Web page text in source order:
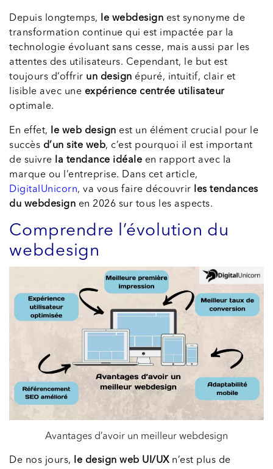
Depuis longtemps, le webdesign est synonyme de
transformation continue qui est impactée par la
technologie évoluant sans cesse, mais aussi par les
attentes des utilisateurs. Cependant, le but est
toujours d’offrir un design épuré, intuitif, clair et
lisible avec une expérience centrée utilisateur
optimale.
En effet, le web design est un élément crucial pour le
succès d’un site web, c’est pourquoi il est important
de suivre
la tendance idéale en rapport avec la
marque ou l’entreprise. Dans cet article,
DigitalUnicorn, va vous faire découvrir
les tendances
du webdesign en 2026 sur tous les aspects.
Comprendre l’évolution du
webdesign
Avantages d’avoir un meilleur webdesign
De nos jours, le design web UI/UXn’est plus de